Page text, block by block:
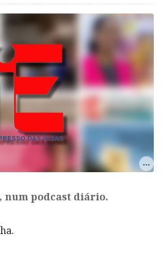
num podcast diário.